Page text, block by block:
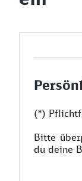
(*)
Bitte
du deine